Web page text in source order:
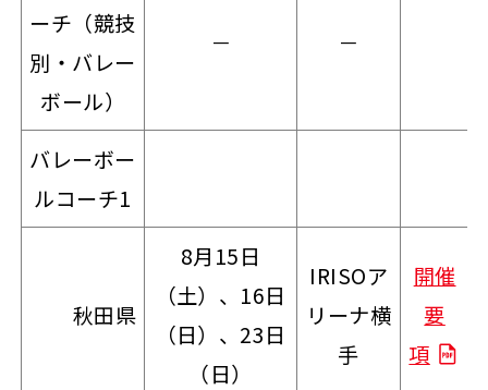
ーチ（競技
別・バレー
ボール）
－ －
バレーボー
ルコーチ1
秋田県
8月15日
（土）、16日
（日）、23日
（日）
IRISOア
リーナ横
手
開催
要
項